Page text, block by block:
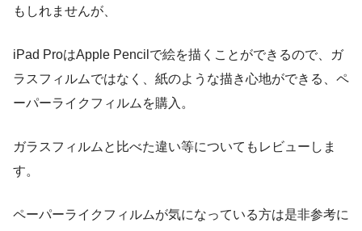
もしれませんが、
iPad ProはApple Pencilで絵を描くことができるので、ガ
ラスフィルムではなく、紙のような描き心地ができる、ペ
ーパーライクフィルムを購入。
ガラスフィルムと比べた違い等についてもレビューしま
す。
ペーパーライクフィルムが気になっている方は是非参考に